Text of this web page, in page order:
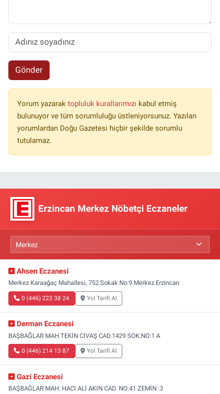
Gönder
Yorum yazarak topluluk kurallarımızı kabul etmiş
bulunuyor ve tüm sorumluluğu üstleniyorsunuz. Yazılan
yorumlardan Doğu Gazetesi hiçbir şekilde sorumlu
tutulamaz.
Erzincan Merkez Nöbetçi Eczaneler
Ahsen Eczanesi
Merkez Karaağaç Mahallesi, 752.Sokak No:9 Merkez Erzincan
0 (446) 223 38 24 Yol Tarifi Al
Derman Eczanesi
BAŞBAĞLAR MAH.TEKİN CİVAŞ CAD.1429 SOK.NO:1 A
0 (446) 214 13 87 Yol Tarifi Al
Gazi Eczanesi
BAŞBAĞLAR MAH. HACI ALİ AKIN CAD. NO:41 ZEMİN :3